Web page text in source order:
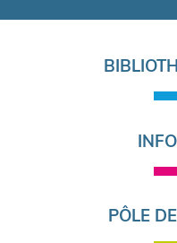
PÔLE